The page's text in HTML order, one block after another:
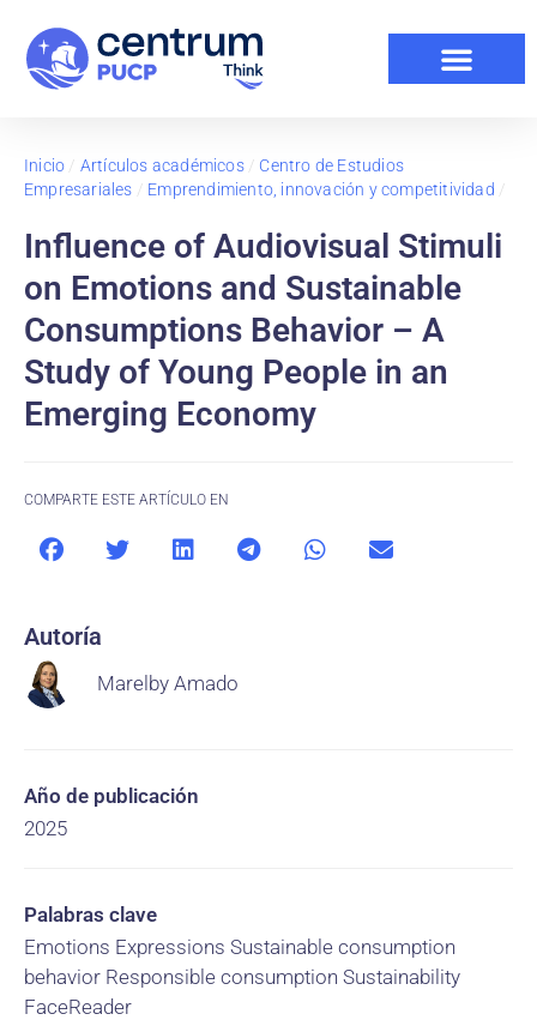
Inicio / Artículos académicos/ Centro de Estudios
Empresariales / Emprendimiento, innovación y competitividad /
Influence of Audiovisual Stimuli
on Emotions and Sustainable
Consumptions Behavior – A
Study of Young People in an
Emerging Economy
COMPARTE ESTE ARTÍCULO EN
Autoría
Marelby Amado
Año de publicación
2025
Palabras clave
Emotions Expressions Sustainable consumption
behavior Responsible consumption Sustainability
FaceReader